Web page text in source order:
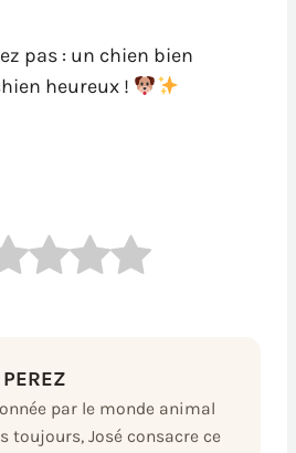
pas : un chien bien
heureux !
par le monde animal
toujours, José consacre ce